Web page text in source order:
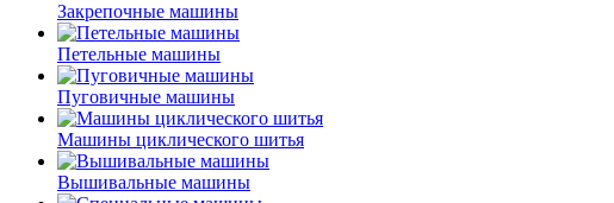
Закрепочные машины
Петельные машины
Пуговичные машины
Машины циклического шитья
Вышивальные машины